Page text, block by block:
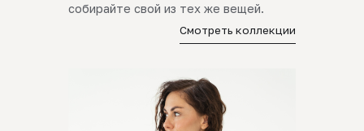
собирайте свой из тех же вещей.
Смотреть коллекции